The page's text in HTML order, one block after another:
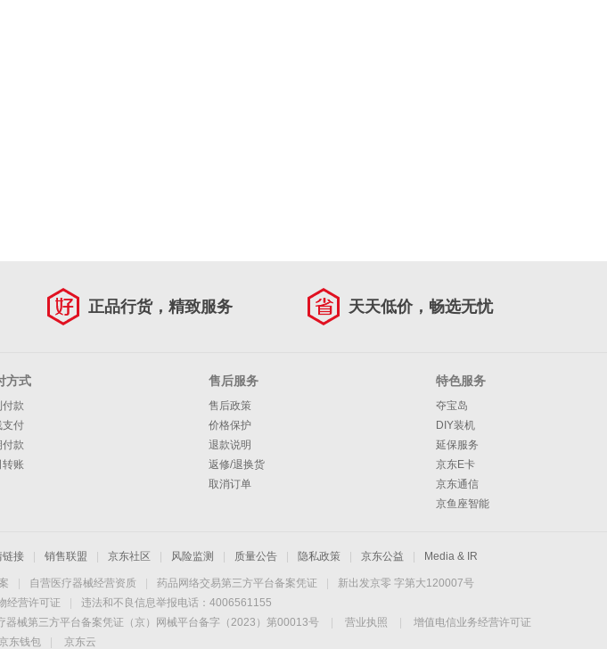
正品行货，精致服务 天天低价，畅选无忧
方式
付款
支付
付款
转账
售后服务
售后政策
价格保护
退款说明
返修/退换货
取消订单
特色服务
夺宝岛
DIY装机
延保服务
京东E卡
京东通信
京鱼座智能
链接 销售联盟 京东社区 风险监测 质量公告 隐私政策 京东公益 Media & IR
自营医疗器械经营资质 药品网络交易第三方平台备案凭证
新出发京零 字第大120007号
经营许可证
违法和不良信息举报电话：4006561155
器械第三方平台备案凭证（京）网械平台备字（2023）第00013号 营业执照
增值电信业务经营许可证
京东钱包 京东云